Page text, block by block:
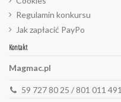
Regulamin konkursu
Jak zapłacić PayPo
Kontakt
Magmac.pl
59 727 80 25 / 801 011 491